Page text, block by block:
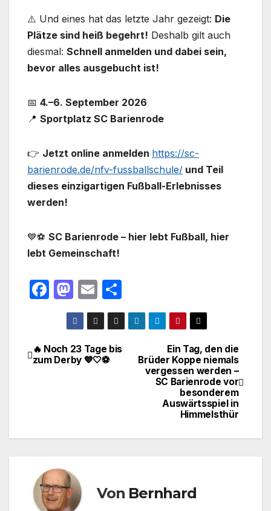
⚠️ Und eines hat das letzte Jahr gezeigt: Die
Plätze sind heiß begehrt! Deshalb gilt auch
diesmal: Schnell anmelden und dabei sein,
bevor alles ausgebucht ist!
📅 4.–6. September 2026
📍 Sportplatz SC Barienrode
👉 Jetzt online anmelden https://sc-
barienrode.de/nfv-fussballschule/ und Teil
dieses einzigartigen Fußball-Erlebnisses
werden!
💙⚽ SC Barienrode – hier lebt Fußball, hier
lebt Gemeinschaft!
F
e
b
M
a
st
o
d
E
m
ail
ei
le
n
BeitragsnavigationEin Tag, den die
Brüder Koppe niemals
vergessen werden –
SC Barienrode vor
besonderem
Auswärtsspiel in
Himmelsthür
🔥 Noch 23 Tage bis
zum Derby 💙🤍⚽
Von Bernhard